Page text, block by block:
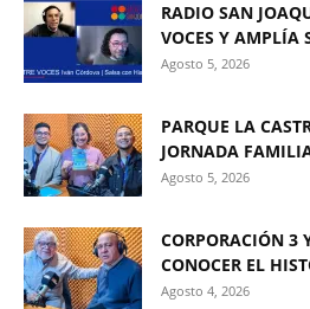
RADIO SAN
VOCES Y AMPLÍA
Agosto 5, 2026
PARQUE LA
JORNADA
Agosto 5, 2026
CORPORACIÓN 3
CONOCER EL
Agosto 4, 2026